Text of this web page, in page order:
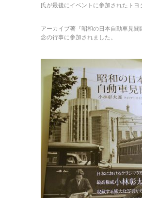
氏が最後にイベントに参加されたトヨ
アーカイブ著『昭和の日本自動車見聞
念の行事に参加されました。